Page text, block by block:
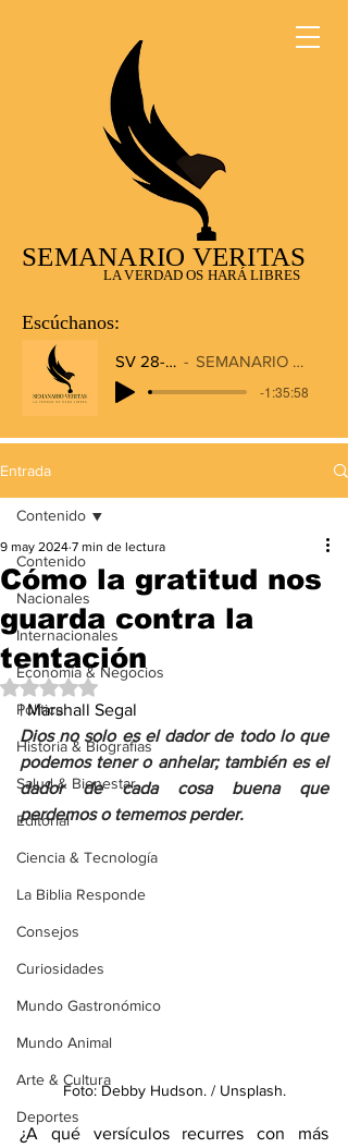
SEMANARIO VERITAS
LA VERDAD OS HARÁ LIBRES
Escúchanos:
SV 28-12-2025
SEMANARIO VERITAS RADIO
-1:35:58
Entrada
Contenido
Nacionales
Internacionales
Economía & Negocios
Política
Historia & Biografías
Salud & Bienestar
Editorial
Ciencia & Tecnología
La Biblia Responde
Consejos
Curiosidades
Mundo Gastronómico
Mundo Animal
Arte & Cultura
Deportes
Contenido
Cómo la gratitud nos
guarda contra la
tentación
9 may 2024 7 min de lectura
Obtuvo NaN de 5 estrellas.
| Marshall Segal
Dios no solo es el dador de todo lo que
podemos tener o anhelar; también es el
dador de cada cosa buena que
perdemos o tememos perder.
Foto: Debby Hudson. / Unsplash.
¿A qué versículos recurres con más